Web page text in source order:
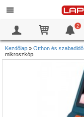
2
Kezdőlap » Otthon és szabadidő
mikroszkóp